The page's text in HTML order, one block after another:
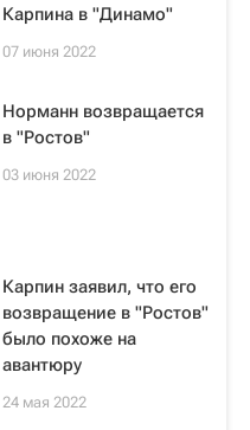
Карпина в "Динамо"
07 июня 2022
Норманн возвращается
в "Ростов"
03 июня 2022
Карпин заявил, что его
возвращение в "Ростов"
было похоже на
авантюру
24 мая 2022